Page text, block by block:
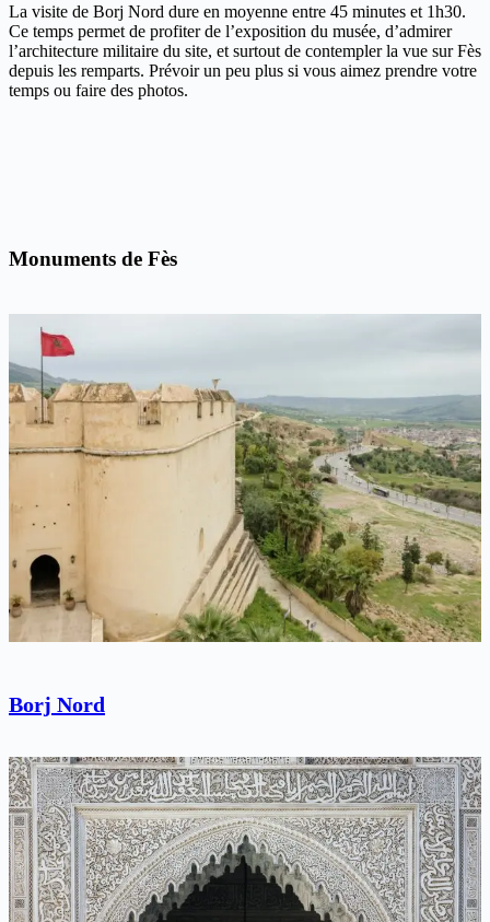
La visite de Borj Nord dure en moyenne entre 45 minutes et 1h30.
Ce temps permet de profiter de l’exposition du musée, d’admirer
l’architecture militaire du site, et surtout de contempler la vue sur Fès
depuis les remparts. Prévoir un peu plus si vous aimez prendre votre
temps ou faire des photos.
Monuments de Fès
Borj Nord